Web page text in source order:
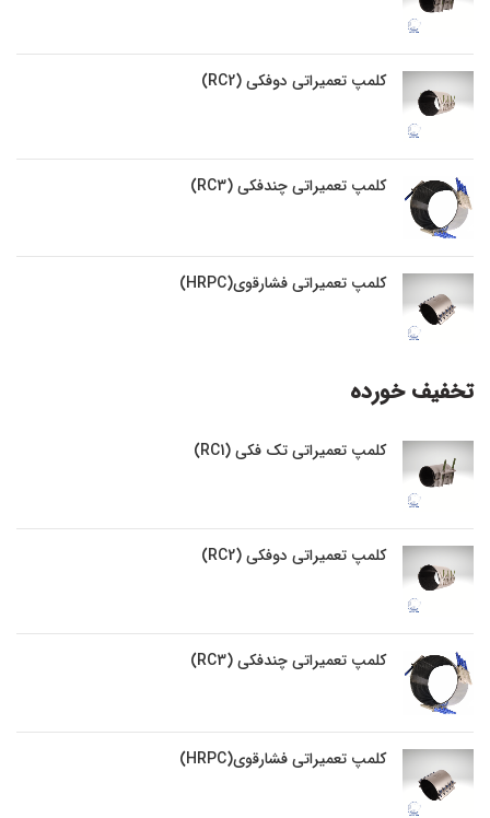
کلمپ تعمیراتی دوفکی (RC2)
کلمپ تعمیراتی چندفکی (RC3)
کلمپ تعمیراتی فشارقوی(HRPC)
تخفیف خورده
کلمپ تعمیراتی تک فکی (RC1)
کلمپ تعمیراتی دوفکی (RC2)
کلمپ تعمیراتی چندفکی (RC3)
کلمپ تعمیراتی فشارقوی(HRPC)